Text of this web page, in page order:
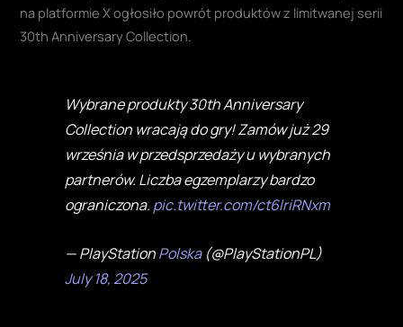
na platformie X ogłosiło powrót produktów z limitwanej serii
30th Anniversary Collection.
Wybrane produkty 30th Anniversary
Collection wracają do gry! Zamów już 29
września w przedsprzedaży u wybranych
partnerów. Liczba egzemplarzy bardzo
ograniczona. pic.twitter.com/ct6lriRNxm
— PlayStationPolska(@PlayStationPL)
July 18, 2025